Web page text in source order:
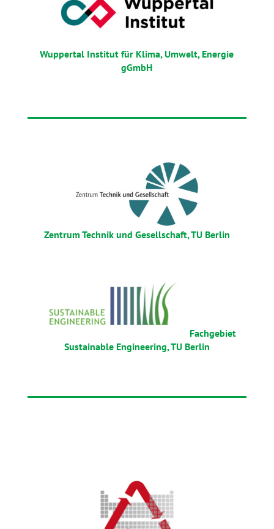
Wuppertal Institut für Klima, Umwelt, Energie
gGmbH
Zentrum Technik und Gesellschaft, TU Berlin
Fachgebiet
Sustainable Engineering, TU Berlin